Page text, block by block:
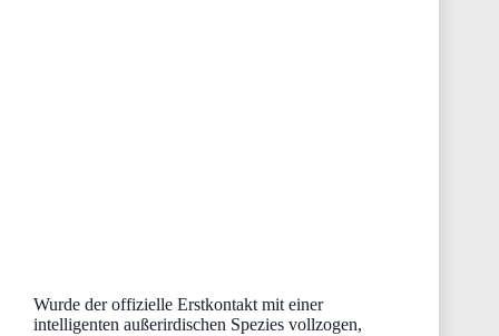
Wurde der offizielle Erstkontakt mit einer
intelligenten außerirdischen Spezies vollzogen,